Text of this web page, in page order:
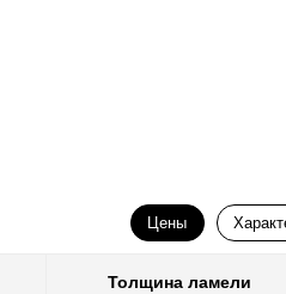
Цены
Толщина ламели